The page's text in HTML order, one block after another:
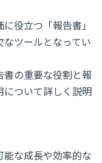
役立つ「報告書」
ツールとなってい
の重要な役割と報
ついて詳しく説明
能な成長や効率的な